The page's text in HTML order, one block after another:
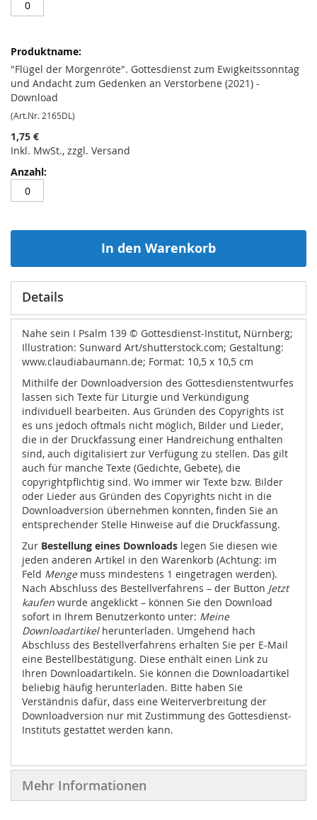
"Flügel der Morgenröte". Gottesdienst zum Ewigkeitssonntag
und Andacht zum Gedenken an Verstorbene (2021) -
Download
(Art.Nr. 2165DL)
1,75 €
Inkl. MwSt., zzgl. Versand
In den Warenkorb
Details
Nahe sein I Psalm 139 © Gottesdienst-Institut, Nürnberg;
Illustration: Sunward Art/shutterstock.com; Gestaltung:
www.claudiabaumann.de; Format: 10,5 x 10,5 cm
Mithilfe der Downloadversion des Gottesdienstentwurfes
lassen sich Texte für Liturgie und Verkündigung
individuell bearbeiten. Aus Gründen des Copyrights ist
es uns jedoch oftmals nicht möglich, Bilder und Lieder,
die in der Druckfassung einer Handreichung enthalten
sind, auch digitalisiert zur Verfügung zu stellen. Das gilt
auch für manche Texte (Gedichte, Gebete), die
copyrightpflichtig sind. Wo immer wir Texte bzw. Bilder
oder Lieder aus Gründen des Copyrights nicht in die
Downloadversion übernehmen konnten, finden Sie an
entsprechender Stelle Hinweise auf die Druckfassung.
Zur Bestellung eines Downloads legen Sie diesen wie
jeden anderen Artikel in den Warenkorb (Achtung: im
Feld Mengemuss mindestens 1 eingetragen werden).
Nach Abschluss des Bestellverfahrens – der Button Jetzt
kaufen wurde angeklickt – können Sie den Download
sofort in Ihrem Benutzerkonto unter: Meine
Downloadartikelherunterladen. Umgehend hach
Abschluss des Bestellverfahrens erhalten Sie per E-Mail
eine Bestellbestätigung. Diese enthält einen Link zu
Ihren Downloadartikeln. Sie können die Downloadartikel
beliebig häufig herunterladen. Bitte haben Sie
Verständnis dafür, dass eine Weiterverbreitung der
Downloadversion nur mit Zustimmung des Gottesdienst-
Instituts gestattet werden kann.
Mehr Informationen